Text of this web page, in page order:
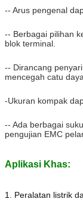
-- Arus pengenal
-- Berbagai pilihan
blok terminal.
-- Dirancang
mencegah catu
-Ukuran kompak
-- Ada berbagai
pengujian EMC
Aplikasi Khas:
1. Peralatan listrik